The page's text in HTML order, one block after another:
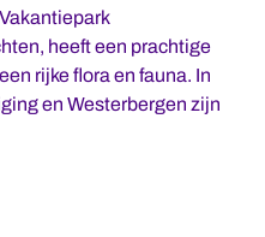
heeft een prachtige
rijke flora en fauna. In
en Westerbergen zijn